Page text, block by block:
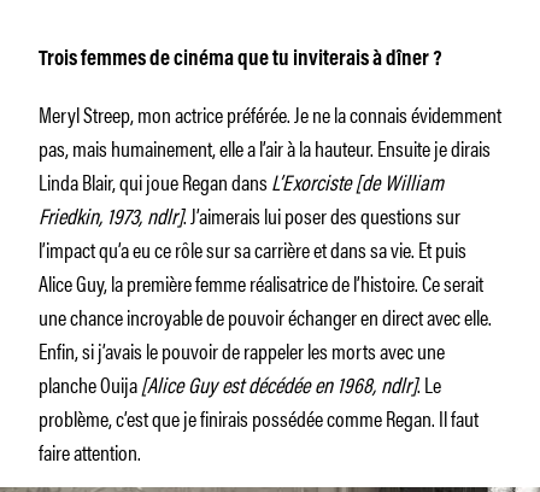
Trois femmes de cinéma que tu inviterais à dîner ?
Meryl Streep, mon actrice préférée. Je ne la connais évidemment
pas, mais humainement, elle a l’air à la hauteur. Ensuite je dirais
Linda Blair, qui joue Regan dansL’Exorciste [de William
Friedkin, 1973, ndlr]. J’aimerais lui poser des questions sur
l’impact qu’a eu ce rôle sur sa carrière et dans sa vie. Et puis
Alice Guy, la première femme réalisatrice de l’histoire. Ce serait
une chance incroyable de pouvoir échanger en direct avec elle.
Enfin, si j’avais le pouvoir de rappeler les morts avec une
planche Ouija[Alice Guy est décédée en 1968, ndlr]. Le
problème, c’est que je finirais possédée comme Regan. Il faut
faire attention.